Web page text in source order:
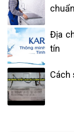
chuẩn
Địa
tín
Cách